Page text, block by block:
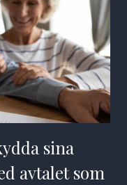
sina
avtalet som